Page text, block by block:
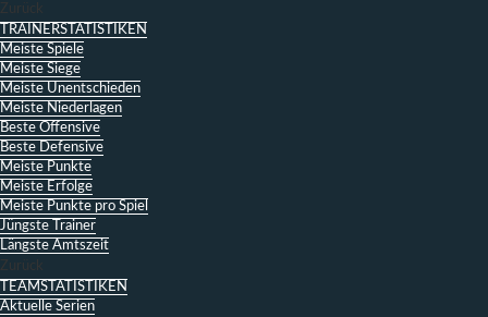
Zurück
TRAINERSTATISTIKEN
Meiste Spiele
Meiste Siege
Meiste Unentschieden
Meiste Niederlagen
Beste Offensive
Beste Defensive
Meiste Punkte
Meiste Erfolge
Meiste Punkte pro Spiel
Jüngste Trainer
Längste Amtszeit
Zurück
TEAMSTATISTIKEN
Aktuelle Serien